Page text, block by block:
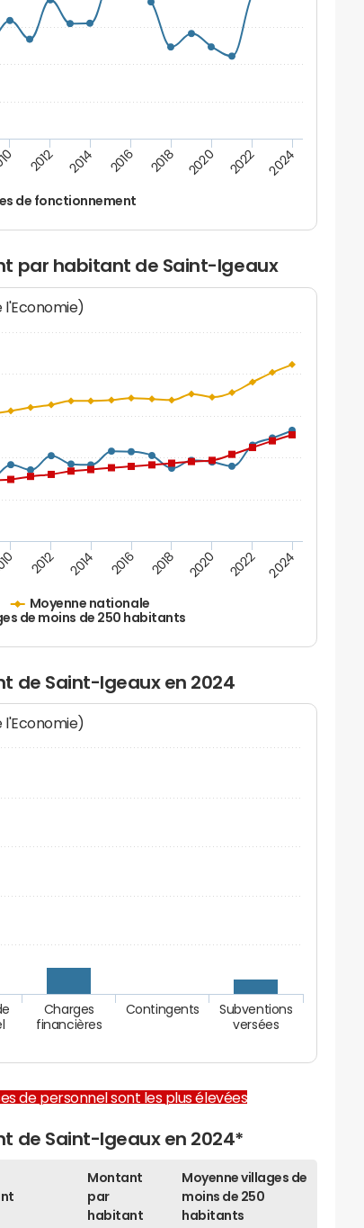
de fonctionnement
2012 2014 2016 2018 2020 2022 2024
par habitant de Saint-Igeaux
l'Economie)
Moyenne nationale
de moins de 250 habitants
2012 2014 2016 2018 2020 2022 2024
de Saint-Igeaux en 2024
l'Economie)
Charges
financières
Contingents
Subventions
versées
de personnel sont les plus élevées
de Saint-Igeaux en 2024*
Montant
par
habitant
Moyenne villages de
moins de 250
habitants